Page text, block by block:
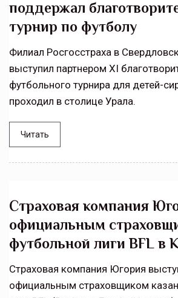
поддержал
турнир по футболу
Филиал Росгосстраха в
выступил партнером XI
футбольного турнира для детей-
проходил в столице Урала.
Читать
Страховая компания
официальным
футбольной лиги BFL в
Страховая компания Югория
официальным страховщиком